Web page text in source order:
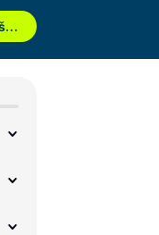
Přihlášení